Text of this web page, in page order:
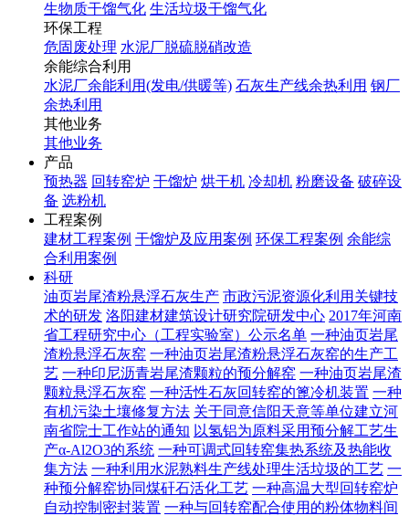
生物质干馏气化 生活垃圾干馏气化
环保工程
危固废处理 水泥厂脱硫脱硝改造
余能综合利用
水泥厂余能利用(发电/供暖等) 石灰生产线余热利用 钢厂
余热利用
其他业务
其他业务
产品
预热器 回转窑炉 干馏炉 烘干机 冷却机 粉磨设备 破碎设
备 选粉机
工程案例
建材工程案例 干馏炉及应用案例 环保工程案例 余能综
合利用案例
科研
油页岩尾渣粉悬浮石灰生产 市政污泥资源化利用关键技
术的研发 洛阳建材建筑设计研究院研发中心 2017年河南
省工程研究中心（工程实验室）公示名单 一种油页岩尾
渣粉悬浮石灰窑 一种油页岩尾渣粉悬浮石灰窑的生产工
艺 一种印尼沥青岩尾渣颗粒的预分解窑 一种油页岩尾渣
颗粒悬浮石灰窑 一种活性石灰回转窑的篦冷机装置 一种
有机污染土壤修复方法 关于同意信阳天意等单位建立河
南省院士工作站的通知 以氢铝为原料采用预分解工艺生
产α-Al2O3的系统 一种可调式回转窑集热系统及热能收
集方法 一种利用水泥熟料生产线处理生活垃圾的工艺 一
种预分解窑协同煤矸石活化工艺 一种高温大型回转窑炉
自动控制密封装置 一种与回转窑配合使用的粉体物料间